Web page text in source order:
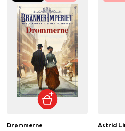
Drømmerne